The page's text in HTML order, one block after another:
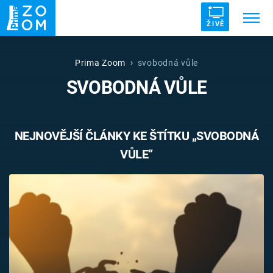
ŽIVĚ
ZRÁDCI UFO DRUHÁ SVĚTOVÁ VÁLKA
VETŘELCI DÁVNOVĚKU
Témata
TV Program
Prima Zoom svobodná vůle
SVOBODNÁ VŮLE
NEJNOVĚJŠÍ ČLÁNKY KE ŠTÍTKU „SVOBODNÁ
VŮLE“